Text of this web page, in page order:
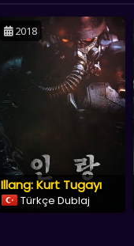
2018
Illang: Kurt Tugayı
Türkçe Dublaj